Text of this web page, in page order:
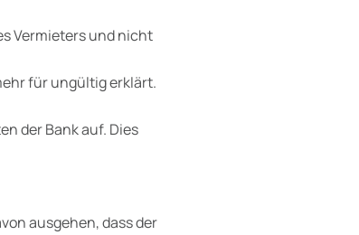
Vermieters und nicht
für ungültig erklärt.
der Bank auf. Dies
ausgehen, dass der